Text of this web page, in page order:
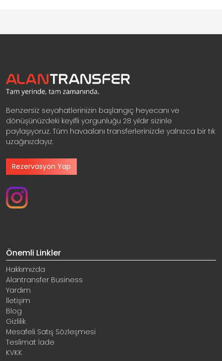
Benzersiz seyahatlerinizin başlangıç heyecanı ve
dönüşünüzdeki keyifli yorgunluğu 28 yıldır sizinle
paylaşıyoruz. Tüm havaalanı transferlerinizde yalnızca bir tık
uzağınızdayız.
Rezervasyon Yap
Önemli Linkler
Hakkımızda
Alantransfer Business
Yardım
İletişim
Blog
Gizlilik
Mesafeli Satış Sözleşmesi
Teslimat İade
KVKK